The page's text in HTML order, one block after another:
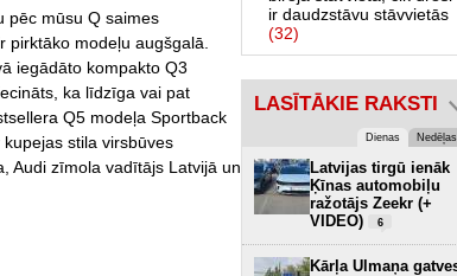
pēc mūsu Q saimes
modeļu augšgalā.
iegādāto kompakto Q3
ka līdzīga vai pat
Q5 modeļa Sportback
stila virsbūves
Audi zīmola vadītājs Latvijā un
ir daudzstāvu stāvvietās
(32)
LASĪTĀKIE RAKSTI
Dienas Nedēļas
Latvijas tirgū ienāk
Ķīnas automobiļu
ražotājs Zeekr (+
VIDEO)
6
Kārļa Ulmaņa